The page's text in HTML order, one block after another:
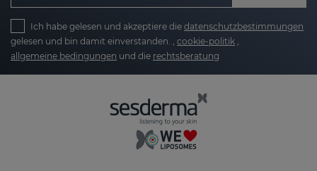
Ich habe gelesen und akzeptiere die datenschutzbestimmungen
gelesen und bin damit einverstanden. , cookie-politik
allgemeine bedingungen und die rechtsberatung